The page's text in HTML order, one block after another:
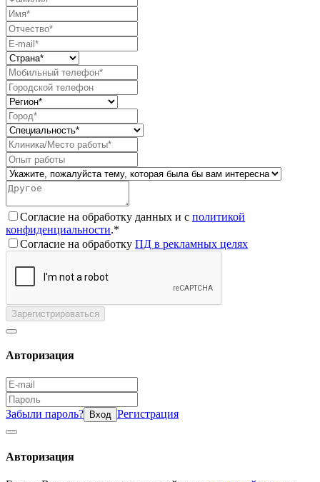
Согласие на обработку данных и с политикой
конфиденциальности.*
Согласие на обработку ПД в рекламных целях
Зарегистрироваться
Авторизация
Забыли пароль? Вход Регистрация
Авторизация